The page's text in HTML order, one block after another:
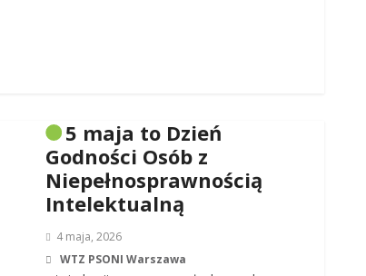
5 maja to Dzień
Godności Osób z
Niepełnosprawnością
Intelektualną
4 maja, 2026
WTZ PSONI Warszawa